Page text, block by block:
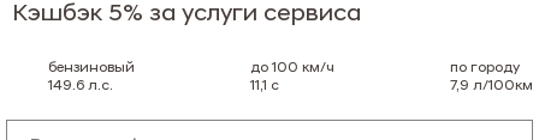
Кэшбэк 5% за услуги сервиса
бензиновый
149.6 л.с.
до 100 км/ч
11,1 с
по городу
7,9 л/100км